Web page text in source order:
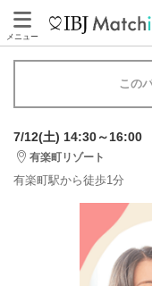
メニュー
この
7/12(土) 14:30～16:00
有楽町リゾート
有楽町駅から徒歩1分